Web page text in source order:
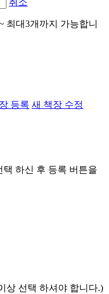
취소
최대3개까지 가능합니
등록 새 책장 수정
택 하신 후 등록 버튼을
상 선택 하셔야 합니다.)